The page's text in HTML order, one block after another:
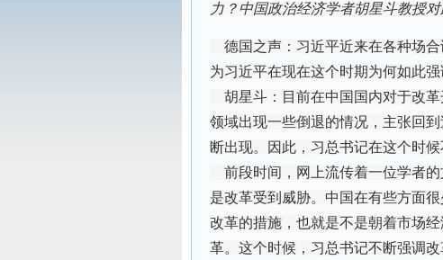
力？中国政治经济学者胡星斗教授对
德国之声：习近平近来在各种场
为习近平在现在这个时期为何如此强
胡星斗：目前在中国国内对于改
领域出现一些倒退的情况，主张回
断出现。因此，习总书记在这个时
前段时间，网上流传着一位学者
是改革受到威胁。中国在有些方面
改革的措施，也就是不是朝着市场
革。这个时候，习总书记不断强调